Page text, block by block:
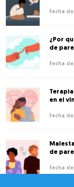
¿Por
de
en el
de